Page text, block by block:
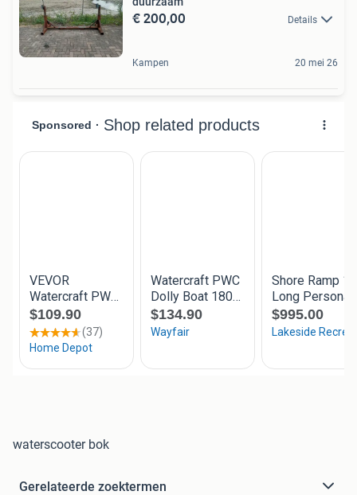
€ 200,00 Details
Kampen 20 mei 26
waterscooter bok
Gerelateerde zoektermen